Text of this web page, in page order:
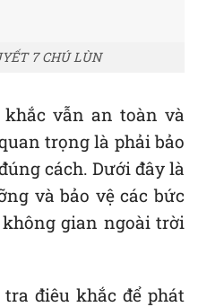
7 CHÚ LÙN
vẫn an toàn và
trọng là phải bảo
cách. Dưới đây là
và bảo vệ các bức
gian ngoài trời
điêu khắc để phát